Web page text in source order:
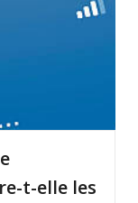
t-elle les